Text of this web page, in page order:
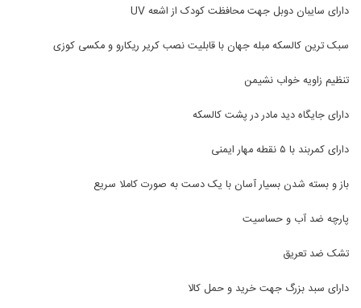
دارای سایبان دوبل جهت محافظت کودک از اشعه UV
سبک ترین کالسکه مبله جهان با قابلیت نصب کریر ریکارو و مکسی کوزی
تنظیم زاویه خواب نشیمن
دارای جایگاه دید مادر در پشت کالسکه
دارای کمربند با ۵ نقطه مهار ایمنی
باز و بسته شدن بسیار آسان با یک دست به صورت کاملا سریع
پارچه ضد آب و حساسیت
تشک ضد تعریق
دارای سبد بزرگ جهت خرید و حمل کالا